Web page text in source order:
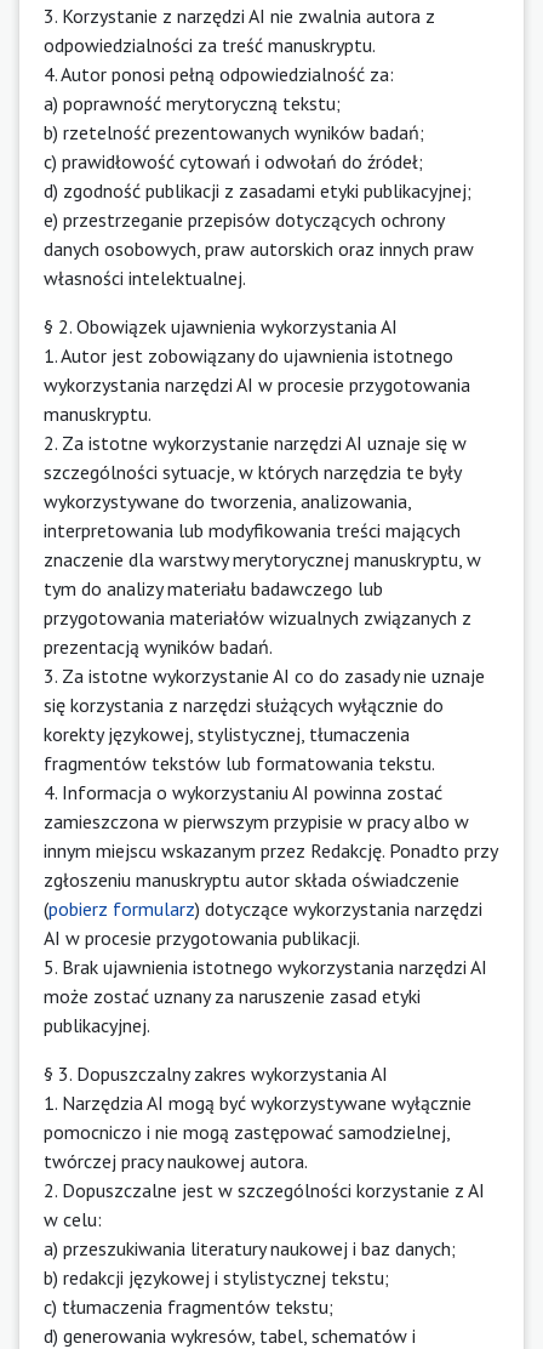
3. Korzystanie z narzędzi AI nie zwalnia autora z
odpowiedzialności za treść manuskryptu.
4. Autor ponosi pełną odpowiedzialność za:
a) poprawność merytoryczną tekstu;
b) rzetelność prezentowanych wyników badań;
c) prawidłowość cytowań i odwołań do źródeł;
d) zgodność publikacji z zasadami etyki publikacyjnej;
e) przestrzeganie przepisów dotyczących ochrony
danych osobowych, praw autorskich oraz innych praw
własności intelektualnej.
§ 2. Obowiązek ujawnienia wykorzystania AI
1. Autor jest zobowiązany do ujawnienia istotnego
wykorzystania narzędzi AI w procesie przygotowania
manuskryptu.
2. Za istotne wykorzystanie narzędzi AI uznaje się w
szczególności sytuacje, w których narzędzia te były
wykorzystywane do tworzenia, analizowania,
interpretowania lub modyfikowania treści mających
znaczenie dla warstwy merytorycznej manuskryptu, w
tym do analizy materiału badawczego lub
przygotowania materiałów wizualnych związanych z
prezentacją wyników badań.
3. Za istotne wykorzystanie AI co do zasady nie uznaje
się korzystania z narzędzi służących wyłącznie do
korekty językowej, stylistycznej, tłumaczenia
fragmentów tekstów lub formatowania tekstu.
4. Informacja o wykorzystaniu AI powinna zostać
zamieszczona w pierwszym przypisie w pracy albo w
innym miejscu wskazanym przez Redakcję. Ponadto przy
zgłoszeniu manuskryptu autor składa oświadczenie
(pobierz formularz) dotyczące wykorzystania narzędzi
AI w procesie przygotowania publikacji.
5. Brak ujawnienia istotnego wykorzystania narzędzi AI
może zostać uznany za naruszenie zasad etyki
publikacyjnej.
§ 3. Dopuszczalny zakres wykorzystania AI
1. Narzędzia AI mogą być wykorzystywane wyłącznie
pomocniczo i nie mogą zastępować samodzielnej,
twórczej pracy naukowej autora.
2. Dopuszczalne jest w szczególności korzystanie z AI
w celu:
a) przeszukiwania literatury naukowej i baz danych;
b) redakcji językowej i stylistycznej tekstu;
c) tłumaczenia fragmentów tekstu;
d) generowania wykresów, tabel, schematów i